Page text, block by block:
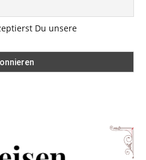
Du unsere